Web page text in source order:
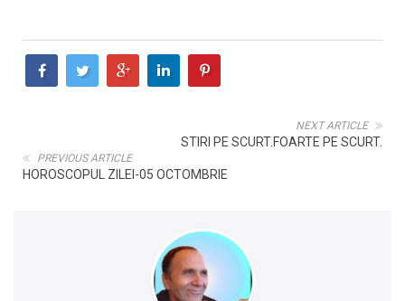
NEXT ARTICLE
STIRI PE SCURT.FOARTE PE SCURT.
PREVIOUS ARTICLE
HOROSCOPUL ZILEI-05 OCTOMBRIE